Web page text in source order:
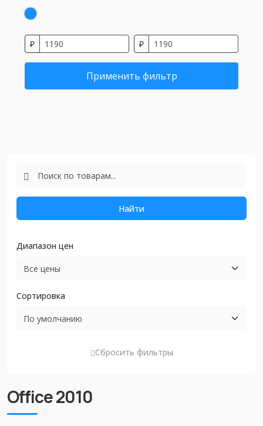
₽ ₽
Применить фильтр
Найти
Диапазон цен
Сортировка
Сбросить фильтры
Office 2010